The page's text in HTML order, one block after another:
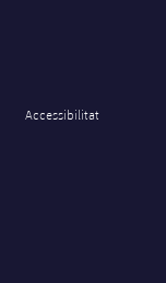
Accessibilitat